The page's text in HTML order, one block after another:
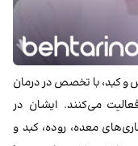
کبد، با تخصص در درمان
می‌کنند. ایشان در
معده، روده، کبد و